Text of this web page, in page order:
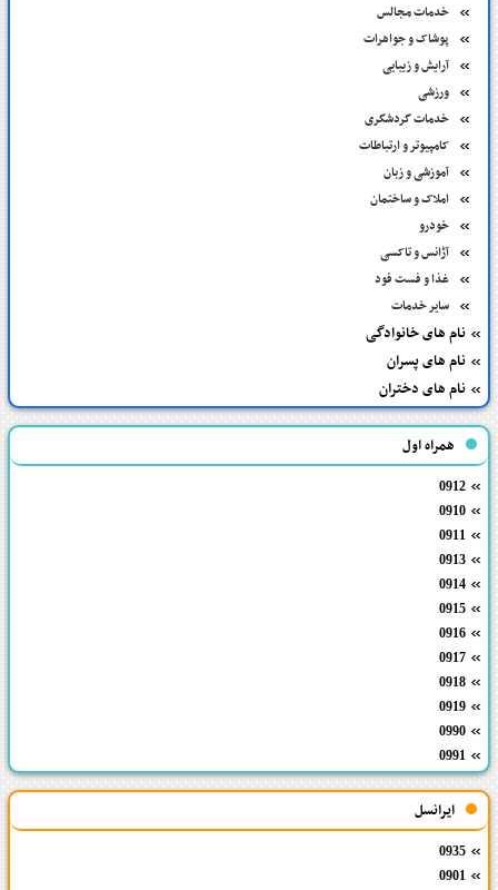
خدمات مجالس
پوشاک و جواهرات
آرایش و زیبایی
ورزشی
خدمات گردشگری
کامپیوتر و ارتباطات
آموزشی و زبان
املاک و ساختمان
خودرو
آژانس و تاکسی
غذا و فست فود
سایر خدمات
نام های خانوادگی
نام های پسران
نام های دختران
همراه اول
0912
0910
0911
0913
0914
0915
0916
0917
0918
0919
0990
0991
ایرانسل
0935
0901